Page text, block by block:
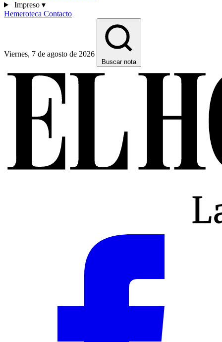
Impreso ▾
Hemeroteca Contacto
Viernes, 7 de agosto de 2026
Buscar nota